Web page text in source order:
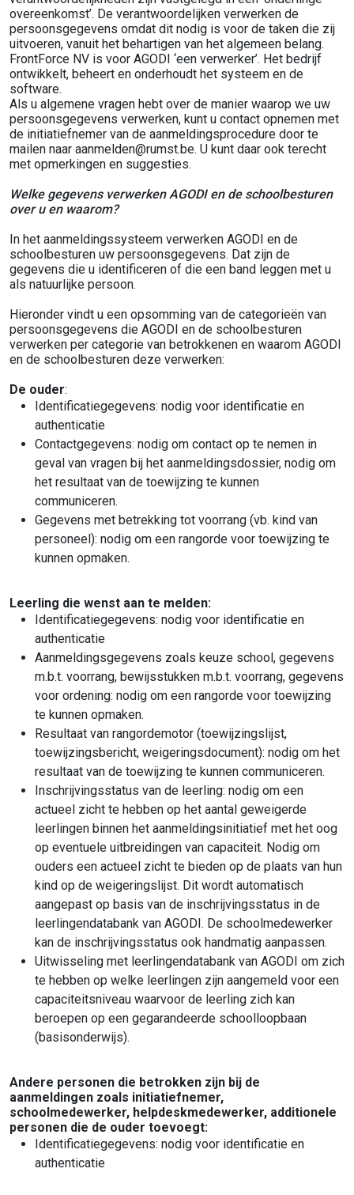
overeenkomst’. De verantwoordelijken verwerken de
persoonsgegevens omdat dit nodig is voor de taken die zij
uitvoeren, vanuit het behartigen van het algemeen belang.
FrontForce NV is voor AGODI ‘een verwerker’. Het bedrijf
ontwikkelt, beheert en onderhoudt het systeem en de
software.
Als u algemene vragen hebt over de manier waarop we uw
persoonsgegevens verwerken, kunt u contact opnemen met
de initiatiefnemer van de aanmeldingsprocedure door te
mailen naar aanmelden@rumst.be. U kunt daar ook terecht
met opmerkingen en suggesties.
Welke gegevens verwerken AGODI en de schoolbesturen
over u en waarom?
In het aanmeldingssysteem verwerken AGODI en de
schoolbesturen uw persoonsgegevens. Dat zijn de
gegevens die u identificeren of die een band leggen met u
als natuurlijke persoon.
Hieronder vindt u een opsomming van de categorieën van
persoonsgegevens die AGODI en de schoolbesturen
verwerken per categorie van betrokkenen en waarom AGODI
en de schoolbesturen deze verwerken:
De ouder:
Identificatiegegevens: nodig voor identificatie en
authenticatie
Contactgegevens: nodig om contact op te nemen in
geval van vragen bij het aanmeldingsdossier, nodig om
het resultaat van de toewijzing te kunnen
communiceren.
Gegevens met betrekking tot voorrang (vb. kind van
personeel): nodig om een rangorde voor toewijzing te
kunnen opmaken.
Leerling die wenst aan te melden:
Identificatiegegevens: nodig voor identificatie en
authenticatie
Aanmeldingsgegevens zoals keuze school, gegevens
m.b.t. voorrang, bewijsstukken m.b.t. voorrang, gegevens
voor ordening: nodig om een rangorde voor toewijzing
te kunnen opmaken.
Resultaat van rangordemotor (toewijzingslijst,
toewijzingsbericht, weigeringsdocument): nodig om het
resultaat van de toewijzing te kunnen communiceren.
Inschrijvingsstatus van de leerling: nodig om een
actueel zicht te hebben op het aantal geweigerde
leerlingen binnen het aanmeldingsinitiatief met het oog
op eventuele uitbreidingen van capaciteit. Nodig om
ouders een actueel zicht te bieden op de plaats van hun
kind op de weigeringslijst. Dit wordt automatisch
aangepast op basis van de inschrijvingsstatus in de
leerlingendatabank van AGODI. De schoolmedewerker
kan de inschrijvingsstatus ook handmatig aanpassen.
Uitwisseling met leerlingendatabank van AGODI om zich
te hebben op welke leerlingen zijn aangemeld voor een
capaciteitsniveau waarvoor de leerling zich kan
beroepen op een gegarandeerde schoolloopbaan
(basisonderwijs).
Andere personen die betrokken zijn bij de
aanmeldingen zoals initiatiefnemer,
schoolmedewerker, helpdeskmedewerker, additionele
personen die de ouder toevoegt:
Identificatiegegevens: nodig voor identificatie en
authenticatie